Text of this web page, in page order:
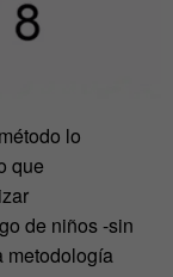
lo
que
de niños -sin
metodología